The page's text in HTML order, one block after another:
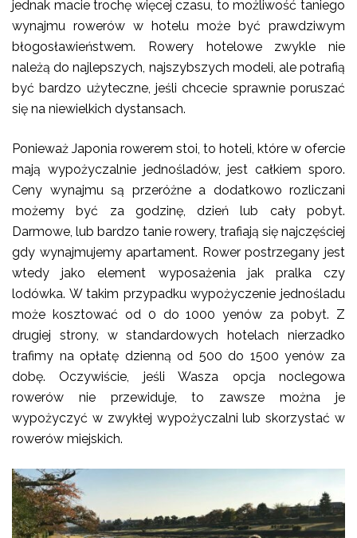
jednak macie trochę więcej czasu, to możliwość taniego
wynajmu rowerów w hotelu może być prawdziwym
błogosławieństwem. Rowery hotelowe zwykle nie
należą do najlepszych, najszybszych modeli, ale potrafią
być bardzo użyteczne, jeśli chcecie sprawnie poruszać
się na niewielkich dystansach.
Ponieważ Japonia rowerem stoi, to hoteli, które w ofercie
mają wypożyczalnie jednośladów, jest całkiem sporo.
Ceny wynajmu są przeróżne a dodatkowo rozliczani
możemy być za godzinę, dzień lub cały pobyt.
Darmowe, lub bardzo tanie rowery, trafiają się najczęściej
gdy wynajmujemy apartament. Rower postrzegany jest
wtedy jako element wyposażenia jak pralka czy
lodówka. W takim przypadku wypożyczenie jednośladu
może kosztować od 0 do 1000 yenów za pobyt. Z
drugiej strony, w standardowych hotelach nierzadko
trafimy na opłatę dzienną od 500 do 1500 yenów za
dobę. Oczywiście, jeśli Wasza opcja noclegowa
rowerów nie przewiduje, to zawsze można je
wypożyczyć w zwykłej wypożyczalni lub skorzystać w
rowerów miejskich.